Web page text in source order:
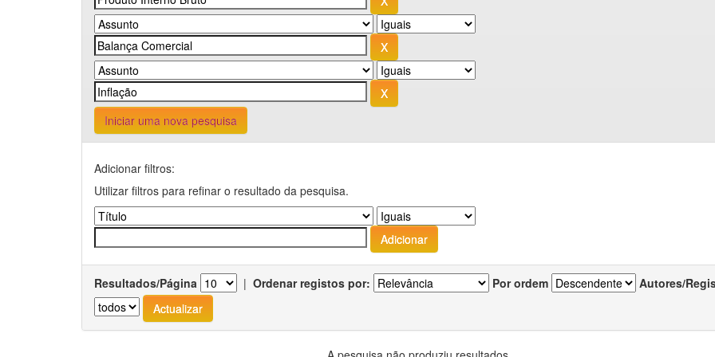
Iniciar uma nova pesquisa
Adicionar filtros:
Utilizar filtros para refinar o resultado da pesquisa.
Resultados/Página | Ordenar registos por: Por ordem Autores/